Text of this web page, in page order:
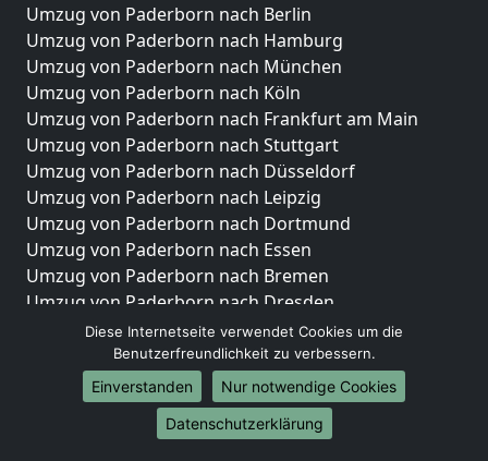
Umzug von Paderborn nach Berlin
Umzug von Paderborn nach Hamburg
Umzug von Paderborn nach München
Umzug von Paderborn nach Köln
Umzug von Paderborn nach Frankfurt am Main
Umzug von Paderborn nach Stuttgart
Umzug von Paderborn nach Düsseldorf
Umzug von Paderborn nach Leipzig
Umzug von Paderborn nach Dortmund
Umzug von Paderborn nach Essen
Umzug von Paderborn nach Bremen
Umzug von Paderborn nach Dresden
Umzug von Paderborn nach Hannover
Umzug von Paderborn nach Nürnberg
Umzug von Paderborn nach Duisburg
Umzug von Paderborn nach Bochum
Umzug von Paderborn nach Wuppertal
Diese Internetseite verwendet Cookies um die
Benutzerfreundlichkeit zu verbessern.
Einverstanden
Nur notwendige Cookies
Datenschutzerklärung